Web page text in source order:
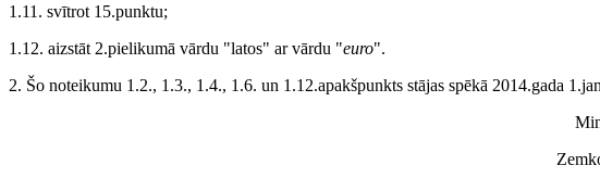
1.11. svītrot 15.punktu;
1.12. aizstāt 2.pielikumā vārdu "latos" ar vārdu "euro".
2. Šo noteikumu 1.2., 1.3., 1.4., 1.6. un 1.12.apakšpunkts stājas spēkā 2014.gada